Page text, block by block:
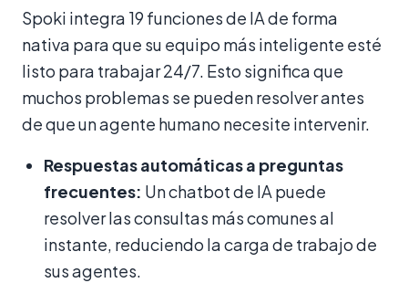
Spoki integra 19 funciones de IA de forma
nativa para que su equipo más inteligente esté
listo para trabajar 24/7. Esto significa que
muchos problemas se pueden resolver antes
de que un agente humano necesite intervenir.
Respuestas automáticas a preguntas
frecuentes: Un chatbot de IA puede
resolver las consultas más comunes al
instante, reduciendo la carga de trabajo de
sus agentes.